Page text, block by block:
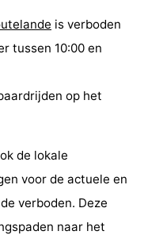
is verboden
tussen 10:00 en
op het
de lokale
voor de actuele en
verboden. Deze
naar het